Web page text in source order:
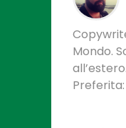
Mondo.